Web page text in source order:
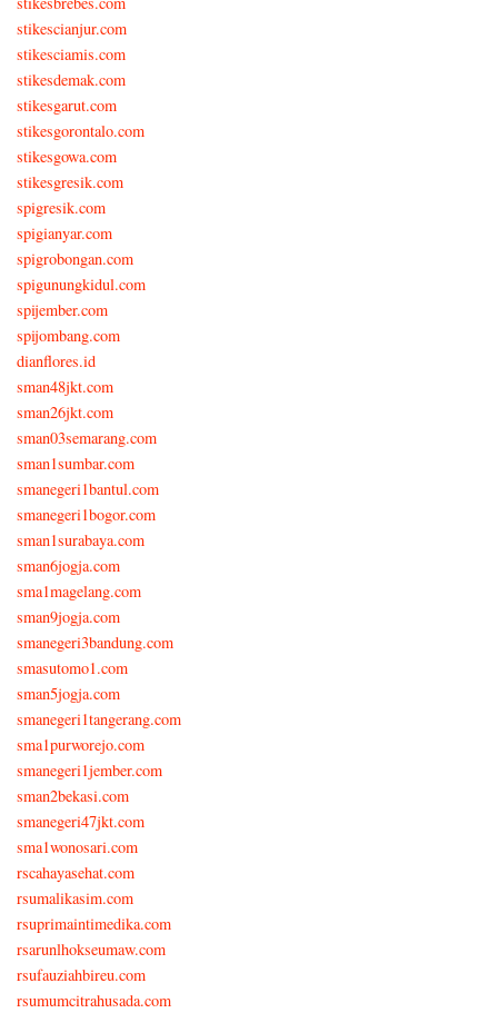
stikescianjur.com
stikesciamis.com
stikesdemak.com
stikesgarut.com
stikesgorontalo.com
stikesgowa.com
stikesgresik.com
spigresik.com
spigianyar.com
spigrobongan.com
spigunungkidul.com
spijember.com
spijombang.com
dianflores.id
sman48jkt.com
sman26jkt.com
sman03semarang.com
sman1sumbar.com
smanegeri1bantul.com
smanegeri1bogor.com
sman1surabaya.com
sman6jogja.com
sma1magelang.com
sman9jogja.com
smanegeri3bandung.com
smasutomo1.com
sman5jogja.com
smanegeri1tangerang.com
sma1purworejo.com
smanegeri1jember.com
sman2bekasi.com
smanegeri47jkt.com
sma1wonosari.com
rscahayasehat.com
rsumalikasim.com
rsuprimaintimedika.com
rsarunlhokseumaw.com
rsufauziahbireu.com
rsumumcitrahusada.com